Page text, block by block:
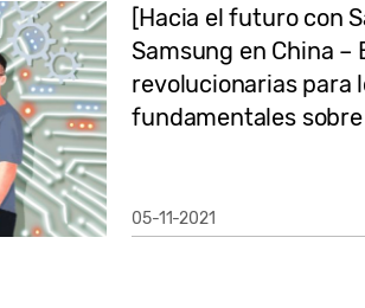
[Hacia el futuro con
Samsung en China
revolucionarias para
fundamentales
05-11-2021